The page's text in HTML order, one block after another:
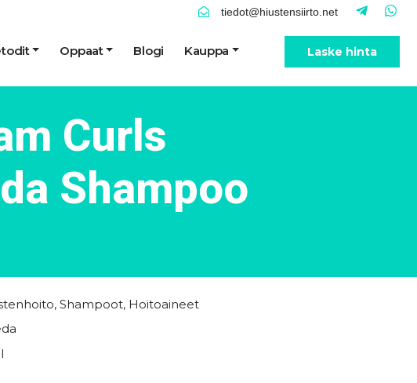
tiedot@hiustensiirto.net
Oppaat Blogi Kauppa Laske hinta
Curls
Shampoo
, Shampoot, Hoitoaineet